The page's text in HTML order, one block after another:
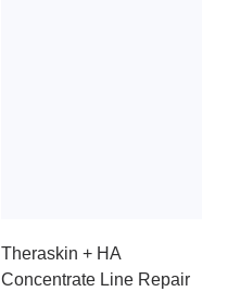
Theraskin + HA
Concentrate Line Repair